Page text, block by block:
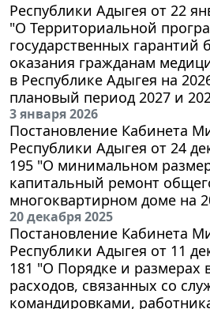
Республики Адыгея от 22
"О Территориальной
государственных гарантий
оказания гражданам
в Республике Адыгея на
плановый период 2027 и
3 января 2026
Постановление Кабинета
Республики Адыгея от 24
195 "О минимальном
капитальный ремонт
многоквартирном доме на
20 декабря 2025
Постановление Кабинета
Республики Адыгея от 11
181 "О Порядке и размерах
расходов, связанных со
командировками,